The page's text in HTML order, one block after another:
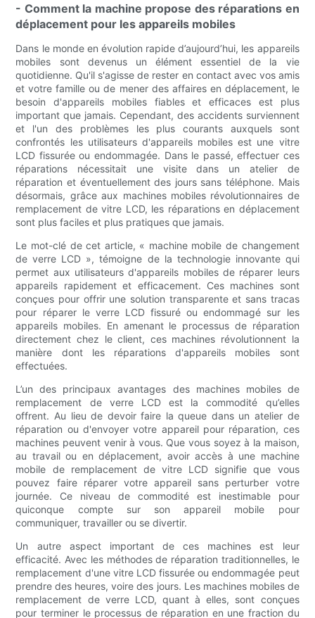
- Comment la machine propose des réparations en
déplacement pour les appareils mobiles
Dans le monde en évolution rapide d’aujourd’hui, les appareils
mobiles sont devenus un élément essentiel de la vie
quotidienne. Qu'il s'agisse de rester en contact avec vos amis
et votre famille ou de mener des affaires en déplacement, le
besoin d'appareils mobiles fiables et efficaces est plus
important que jamais. Cependant, des accidents surviennent
et l'un des problèmes les plus courants auxquels sont
confrontés les utilisateurs d'appareils mobiles est une vitre
LCD fissurée ou endommagée. Dans le passé, effectuer ces
réparations nécessitait une visite dans un atelier de
réparation et éventuellement des jours sans téléphone. Mais
désormais, grâce aux machines mobiles révolutionnaires de
remplacement de vitre LCD, les réparations en déplacement
sont plus faciles et plus pratiques que jamais.
Le mot-clé de cet article, « machine mobile de changement
de verre LCD », témoigne de la technologie innovante qui
permet aux utilisateurs d'appareils mobiles de réparer leurs
appareils rapidement et efficacement. Ces machines sont
conçues pour offrir une solution transparente et sans tracas
pour réparer le verre LCD fissuré ou endommagé sur les
appareils mobiles. En amenant le processus de réparation
directement chez le client, ces machines révolutionnent la
manière dont les réparations d'appareils mobiles sont
effectuées.
L’un des principaux avantages des machines mobiles de
remplacement de verre LCD est la commodité qu’elles
offrent. Au lieu de devoir faire la queue dans un atelier de
réparation ou d'envoyer votre appareil pour réparation, ces
machines peuvent venir à vous. Que vous soyez à la maison,
au travail ou en déplacement, avoir accès à une machine
mobile de remplacement de vitre LCD signifie que vous
pouvez faire réparer votre appareil sans perturber votre
journée. Ce niveau de commodité est inestimable pour
quiconque compte sur son appareil mobile pour
communiquer, travailler ou se divertir.
Un autre aspect important de ces machines est leur
efficacité. Avec les méthodes de réparation traditionnelles, le
remplacement d'une vitre LCD fissurée ou endommagée peut
prendre des heures, voire des jours. Les machines mobiles de
remplacement de verre LCD, quant à elles, sont conçues
pour terminer le processus de réparation en une fraction du